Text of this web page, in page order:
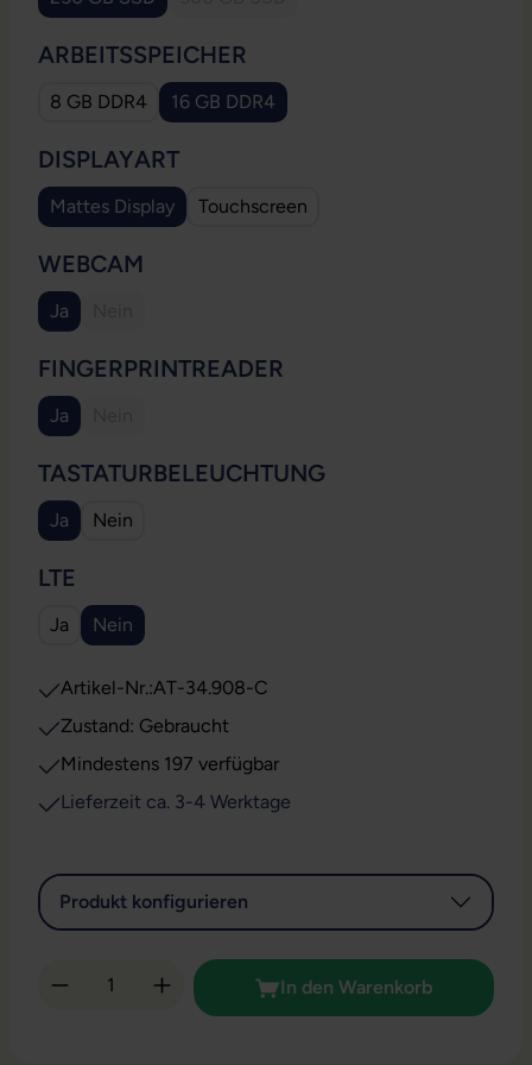
ARBEITSSPEICHER
8 GB DDR4 16 GB DDR4
DISPLAYARTAUSWÄHLEN
Mattes Display Touchscreen
WEBCAM
Ja
FINGERPRINTREADER
Ja
TASTATURBELEUCHTUNG
Ja Nein
LTE
Ja Nein
Artikel-Nr.:AT-34.908-C
Zustand: Gebraucht
Mindestens 197 verfügbar
Lieferzeit ca. 3-4 Werktage
Produkt konfigurieren
Produkt Anzahl: Gib den gewünschten
In den Warenkorb